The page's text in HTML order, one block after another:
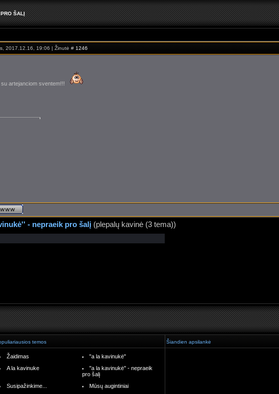
ŠALĮ
2017.12.16, 19:06 | Žinutė # 1246
su artejanciom sventem!!!
- nepraeik pro šalį (plepalų kavinė (3 tema))
temos Šiandien apsilankė
Žaidimas
"a la kavinukė"
A la kavinuke
''a la kavinukė'' - nepraeik
pro šalį
Susipažinkime...
Mūsų augintiniai